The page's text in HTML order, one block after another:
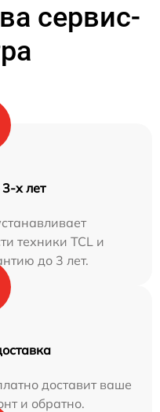
сервис-
х лет
техники TCL и
до 3 лет.
доставит ваше
и обратно.